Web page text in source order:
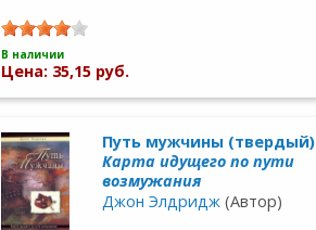
В наличии
Цена: 35,15 руб.
Путь мужчины (твердый)
Карта идущего по пути
возмужания
Джон Элдридж(Автор)